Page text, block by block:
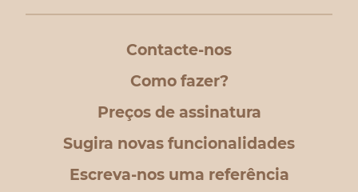
Contacte-nos
Como fazer?
Preços de assinatura
Sugira novas funcionalidades
Escreva-nos uma referência